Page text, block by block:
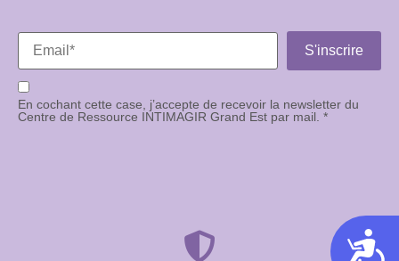
En cochant cette case, j’accepte de recevoir la newsletter du
Centre de Ressource INTIMAGIR Grand Est par mail. *